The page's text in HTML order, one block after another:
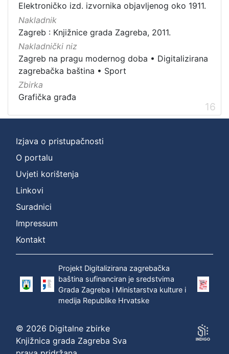
Elektroničko izd. izvornika objavljenog oko 1911.
Nakladnik
Zagreb : Knjižnice grada Zagreba, 2011.
Nakladnički niz
Zagreb na pragu modernog doba • Digitalizirana
zagrebačka baština • Sport
Zbirka
Grafička građa
16
Izjava o pristupačnosti
O portalu
Uvjeti korištenja
Linkovi
Suradnici
Impressum
Kontakt
Projekt Digitalizirana zagrebačka
baština sufinanciran je sredstvima
Grada Zagreba i Ministarstva kulture i
medija Republike Hrvatske
© 2026 Digitalne zbirke
Knjižnica grada Zagreba Sva